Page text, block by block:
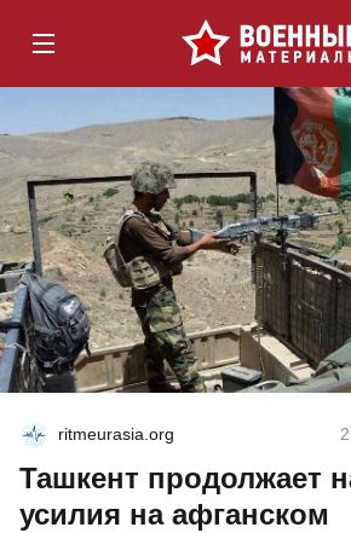
ritmeurasia.org
Ташкент продолжает
усилия на афганском